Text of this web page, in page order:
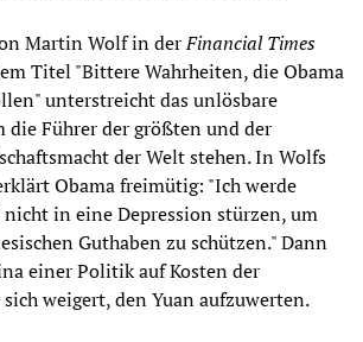
Martin Wolf in derFinancial Times
Titel "Bittere Wahrheiten, die Obama
unterstreicht das unlösbare
die Führer der größten und der
der Welt stehen. In Wolfs
Obama freimütig: "Ich werde
in eine Depression stürzen, um
Guthaben zu schützen." Dann
einer Politik auf Kosten der
weigert, den Yuan aufzuwerten.